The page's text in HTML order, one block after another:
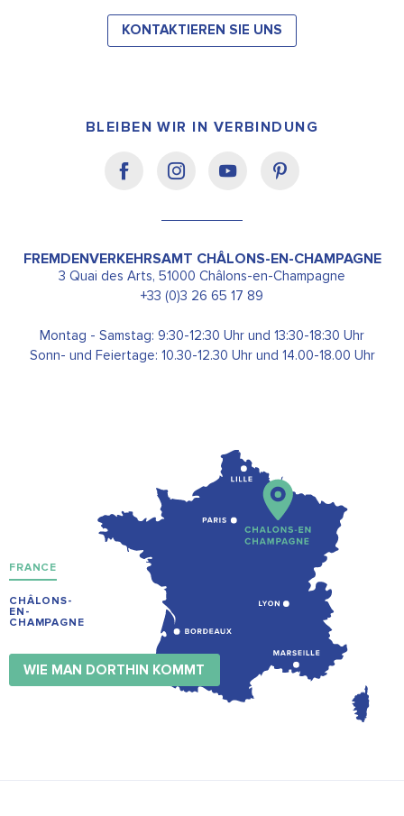
KONTAKTIEREN SIE UNS
BLEIBEN WIR IN VERBINDUNG
FREMDENVERKEHRSAMT CHÂLONS-EN-CHAMPAGNE
3 Quai des Arts, 51000 Châlons-en-Champagne
+33 (0)3 26 65 17 89
Montag - Samstag: 9:30-12:30 Uhr und 13:30-18:30 Uhr
Sonn- und Feiertage: 10.30-12.30 Uhr und 14.00-18.00 Uhr
FRANCE
CHÂLONS-
EN-
CHAMPAGNE
WIE MAN DORTHIN KOMMT